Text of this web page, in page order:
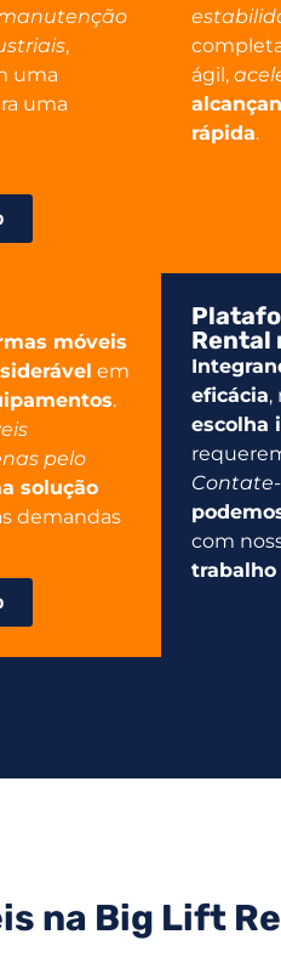
,
uma
uma
ágil,
rápida.
móveis
em
.
pelo
solução
demandas
Rental
eficácia,
escolha
com
na Big Lift